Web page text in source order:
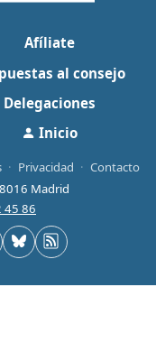
Afíliate
al consejo
Delegaciones
Inicio
· Privacidad · Contacto
Madrid
45 86
Bluesky
RSS